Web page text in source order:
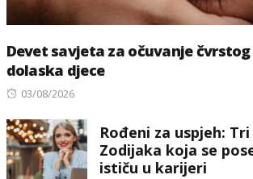
Devet savjeta za očuvanje
dolaska djece
Posted
03/08/2026
Rođeni za uspjeh:
Zodijaka koja se
ističu u karijeri